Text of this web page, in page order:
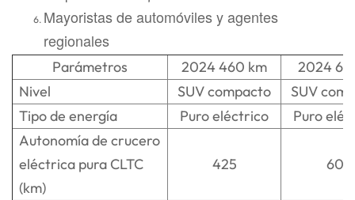
Mayoristas de automóviles y agentes
regionales
Parámetros 2024 460 km
2024
Nivel
SUV compacto
SUV
Tipo de energía
Puro eléctrico
Puro
Autonomía de crucero
eléctrica pura CLTC
(km)
425 601